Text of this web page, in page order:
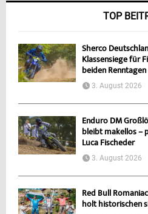
TOP
Sherco
Klassensiege für
beiden Renntagen
3. August 2026
Enduro DM
bleibt makellos –
Luca Fischeder
3. August 2026
Red Bull
holt historischen